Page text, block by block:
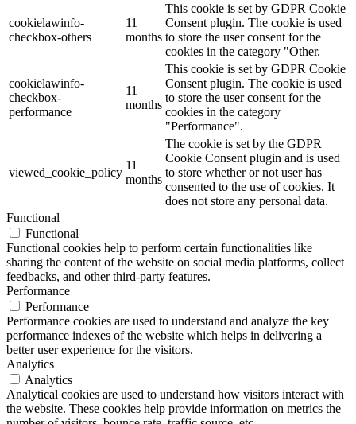
cookielawinfo-
checkbox-others
11
months
This cookie is set by GDPR Cookie
Consent plugin. The cookie is used
to store the user consent for the
cookies in the category "Other.
cookielawinfo-
checkbox-
performance
11
months
This cookie is set by GDPR Cookie
Consent plugin. The cookie is used
to store the user consent for the
cookies in the category
"Performance".
viewed_cookie_policy
11
months
The cookie is set by the GDPR
Cookie Consent plugin and is used
to store whether or not user has
consented to the use of cookies. It
does not store any personal data.
Functional
Functional
Functional cookies help to perform certain functionalities like
sharing the content of the website on social media platforms, collect
feedbacks, and other third-party features.
Performance
Performance
Performance cookies are used to understand and analyze the key
performance indexes of the website which helps in delivering a
better user experience for the visitors.
Analytics
Analytics
Analytical cookies are used to understand how visitors interact with
the website. These cookies help provide information on metrics the